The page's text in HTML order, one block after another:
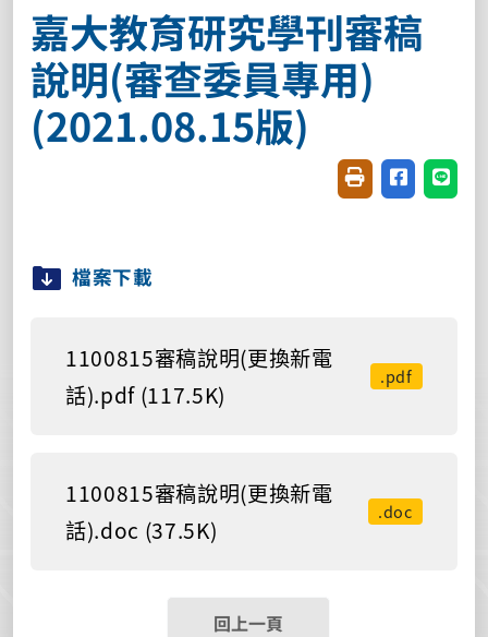
嘉大教育研究學刊審稿
說明(審查委員專用)
(2021.08.15版)
友善列印(開新視
分享至臉書
分享
檔案下載
1100815審稿說明(更換新電
話).pdf (117.5K)
.pdf
1100815審稿說明(更換新電
話).doc (37.5K)
.doc
回上一頁